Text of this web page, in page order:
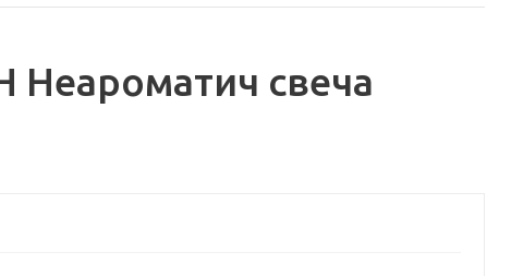
Неароматич свеча